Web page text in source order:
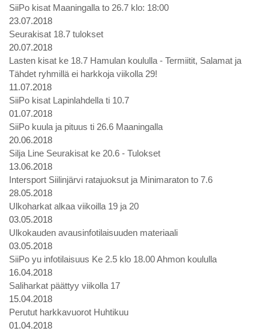
SiiPo kisat Maaningalla to 26.7 klo: 18:00
23.07.2018
Seurakisat 18.7 tulokset
20.07.2018
Lasten kisat ke 18.7 Hamulan koululla - Termiitit, Salamat ja
Tähdet ryhmillä ei harkkoja viikolla 29!
11.07.2018
SiiPo kisat Lapinlahdella ti 10.7
01.07.2018
SiiPo kuula ja pituus ti 26.6 Maaningalla
20.06.2018
Silja Line Seurakisat ke 20.6 - Tulokset
13.06.2018
Intersport Siilinjärvi ratajuoksut ja Minimaraton to 7.6
28.05.2018
Ulkoharkat alkaa viikoilla 19 ja 20
03.05.2018
Ulkokauden avausinfotilaisuuden materiaali
03.05.2018
SiiPo yu infotilaisuus Ke 2.5 klo 18.00 Ahmon koululla
16.04.2018
Saliharkat päättyy viikolla 17
15.04.2018
Perutut harkkavuorot Huhtikuu
01.04.2018